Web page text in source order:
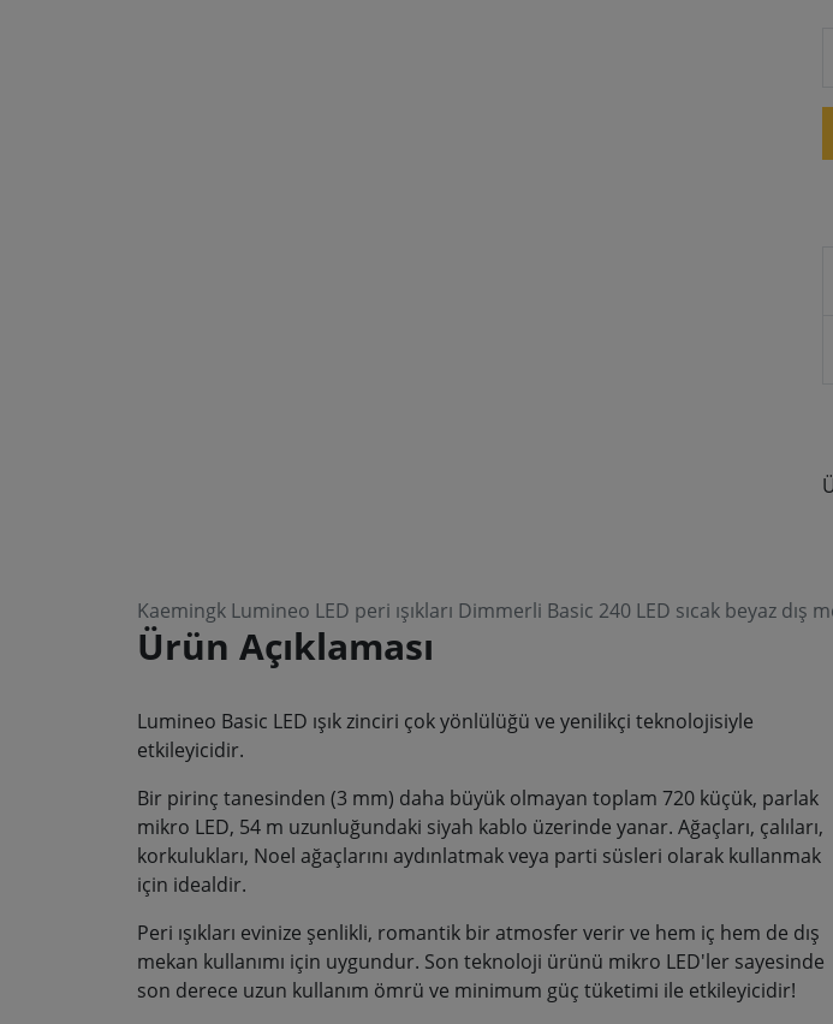
Kaemingk Lumineo LED peri ışıkları Dimmerli Basic 240 LED sıcak beyaz dış
Ürün Açıklaması
Lumineo Basic LED ışık zinciri çok yönlülüğü ve yenilikçi teknolojisiyle
etkileyicidir.
Bir pirinç tanesinden (3 mm) daha büyük olmayan toplam 720 küçük, parlak
mikro LED, 54 m uzunluğundaki siyah kablo üzerinde yanar. Ağaçları, çalıları,
korkulukları, Noel ağaçlarını aydınlatmak veya parti süsleri olarak kullanmak
için idealdir.
Peri ışıkları evinize şenlikli, romantik bir atmosfer verir ve hem iç hem de dış
mekan kullanımı için uygundur. Son teknoloji ürünü mikro LED'ler sayesinde
son derece uzun kullanım ömrü ve minimum güç tüketimi ile etkileyicidir!